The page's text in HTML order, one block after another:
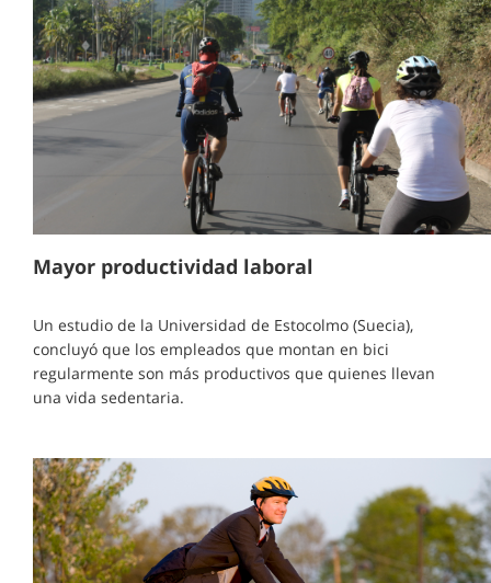
Mayor productividad laboral
Un estudio de la Universidad de Estocolmo (Suecia),
concluyó que los empleados que montan en bici
regularmente son más productivos que quienes llevan
una vida sedentaria.